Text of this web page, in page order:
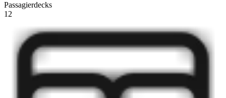
Passagierdecks
12